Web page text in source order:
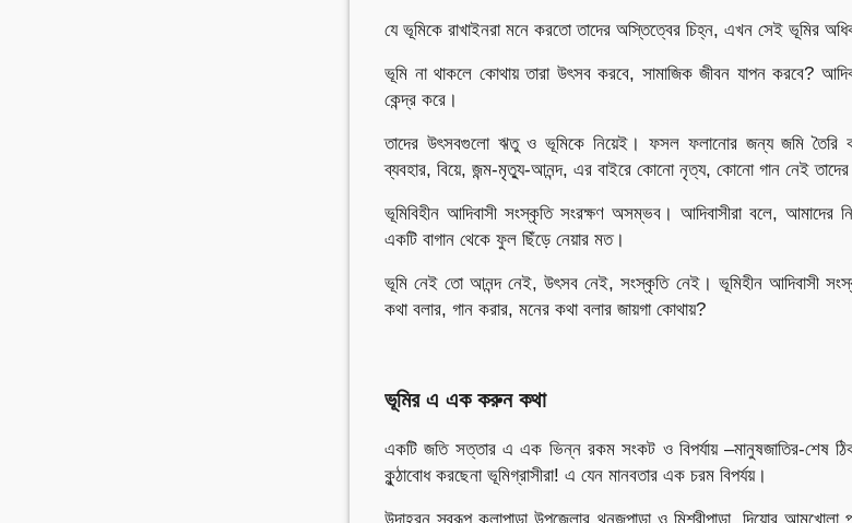
যে ভূমিকে রাখাইনরা মনে করতো তাদের অস্তিত্বের চিহ্ন, এখন সেই ভূমির
ভূমি না থাকলে কোথায় তারা উৎসব করবে, সামাজিক জীবন যাপন করবে?
কেন্দ্র করে।
তাদের উৎসবগুলো ঋতু ও ভূমিকে নিয়েই। ফসল ফলানোর জন্য জমি তৈরি
ব্যবহার, বিয়ে, জন্ম-মৃত্যু-আনন্দ, এর বাইরে কোনো নৃত্য, কোনো গান নেই তাদের
ভূমিবিহীন আদিবাসী সংস্কৃতি সংরক্ষণ অসম্ভব। আদিবাসীরা বলে, আমাদের
একটি বাগান থেকে ফুল ছিঁড়ে নেয়ার মত।
ভূমি নেই তো আনন্দ নেই, উৎসব নেই, সংস্কৃতি নেই। ভূমিহীন আদিবাসী
কথা বলার, গান করার, মনের কথা বলার জায়গা কোথায়?
ভূমির এ এক করুন কথা
একটি জতি সত্তার এ এক ভিন্ন রকম সংকট ও বিপর্যায় –মানুষজাতির-শেষ
কুন্ঠাবোধ করছেনা ভূমিগ্রাসীরা! এ যেন মানবতার এক চরম বিপর্যয়।